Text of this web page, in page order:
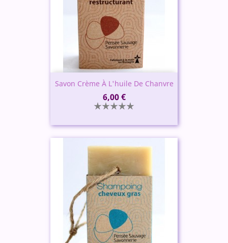
Savon Crème À L'huile De Chanvre
Prix
6,00 €